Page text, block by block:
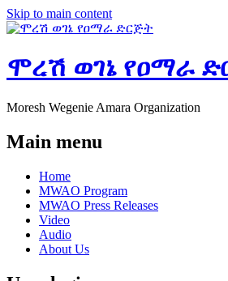
Skip to main content
ሞረሽ ወገኔ የዐማራ
Moresh Wegenie Amara Organization
Main menu
Home
MWAO Program
MWAO Press Releases
Video
Audio
About Us